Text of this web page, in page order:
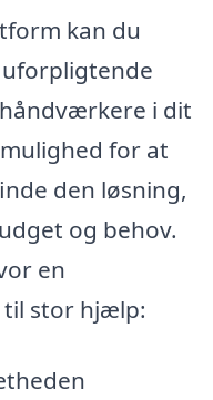
kan du
i dit
for at
den løsning,
og behov.
en
stor hjælp: